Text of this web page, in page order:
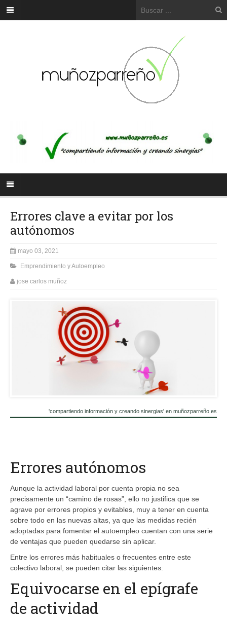
Errores clave a evitar por los
autónomos
mayo 03, 2021
Emprendimiento y Autoempleo
jose carlos muñoz
'compartiendo información y creando sinergias' en muñozparreño.es
Errores autónomos
Aunque la actividad laboral por cuenta propia no sea
precisamente un “camino de rosas”, ello no justifica que se
agrave por errores propios y evitables, muy a tener en cuenta
sobre todo en las nuevas altas, ya que las medidas recién
adoptadas para fomentar el autoempleo cuentan con una serie
de ventajas que pueden quedarse sin aplicar.
Entre los errores más habituales o frecuentes entre este
colectivo laboral, se pueden citar las siguientes:
Equivocarse en el epígrafe
de actividad